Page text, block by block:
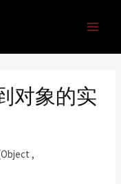
对象的实
,